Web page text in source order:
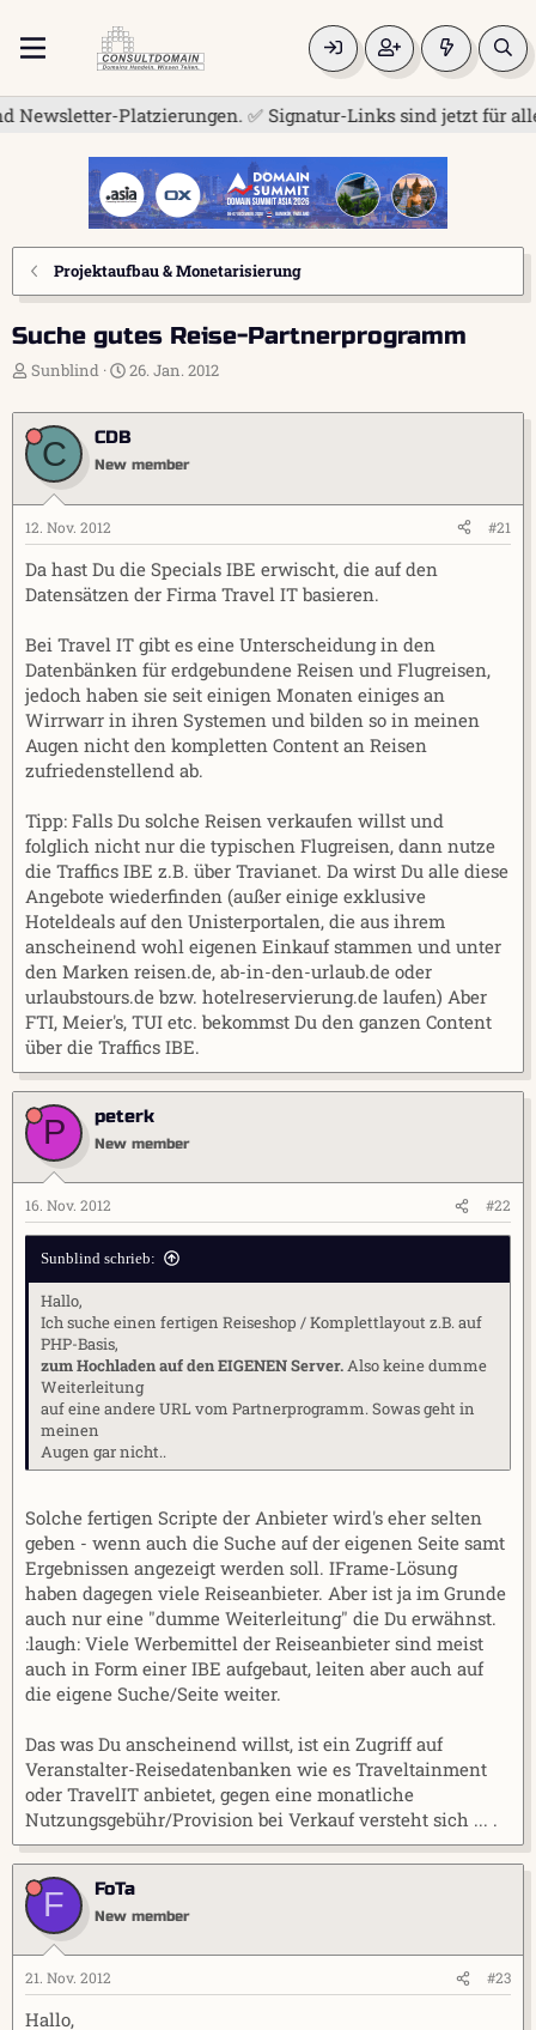
Platzierungen. ✅ Signatur-Links sind jetzt für alle frei.
Projektaufbau & Monetarisierung
Suche gutes Reise-Partnerprogramm
E
s
t
l
e
r
Sunblind
E
s
t
l
a
m
26. Jan. 2012
C CDB
New member
12. Nov. 2012 #21
Da hast Du die Specials IBE erwischt, die auf den
Datensätzen der Firma Travel IT basieren.
Bei Travel IT gibt es eine Unterscheidung in den
Datenbänken für erdgebundene Reisen und Flugreisen,
jedoch haben sie seit einigen Monaten einiges an
Wirrwarr in ihren Systemen und bilden so in meinen
Augen nicht den kompletten Content an Reisen
zufriedenstellend ab.
Tipp: Falls Du solche Reisen verkaufen willst und
folglich nicht nur die typischen Flugreisen, dann nutze
die Traffics IBE z.B. über Travianet. Da wirst Du alle diese
Angebote wiederfinden (außer einige exklusive
Hoteldeals auf den Unisterportalen, die aus ihrem
anscheinend wohl eigenen Einkauf stammen und unter
den Marken reisen.de, ab-in-den-urlaub.de oder
urlaubstours.de bzw. hotelreservierung.de laufen) Aber
FTI, Meier's, TUI etc. bekommst Du den ganzen Content
über die Traffics IBE.
P peterk
New member
16. Nov. 2012 #22
Sunblind schrieb:
Hallo,
Ich suche einen fertigen Reiseshop / Komplettlayout z.B. auf
PHP-Basis,
zum Hochladen auf den EIGENEN Server.Also keine dumme
Weiterleitung
auf eine andere URL vom Partnerprogramm. Sowas geht in
meinen
Augen gar nicht..
Solche fertigen Scripte der Anbieter wird's eher selten
geben - wenn auch die Suche auf der eigenen Seite samt
Ergebnissen angezeigt werden soll. IFrame-Lösung
haben dagegen viele Reiseanbieter. Aber ist ja im Grunde
auch nur eine "dumme Weiterleitung" die Du erwähnst.
:laugh: Viele Werbemittel der Reiseanbieter sind meist
auch in Form einer IBE aufgebaut, leiten aber auch auf
die eigene Suche/Seite weiter.
Das was Du anscheinend willst, ist ein Zugriff auf
Veranstalter-Reisedatenbanken wie es Traveltainment
oder TravelIT anbietet, gegen eine monatliche
Nutzungsgebühr/Provision bei Verkauf versteht sich ... .
F FoTa
New member
21. Nov. 2012 #23
Hallo,